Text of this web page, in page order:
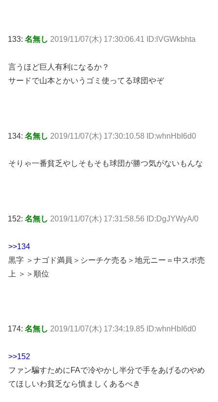
133: 名無し 2019/11/07(木) 17:30:06.41 ID:lVGWkbhta
言うほど巨人有利になるか？
サードで山本とかいうゴミ使ってる球団やぞ
134: 名無し 2019/11/07(木) 17:30:10.58 ID:whnHbI6d0
そりゃ一番貧乏やしそもそも球団が勝つ気がないもんな
152: 名無し 2019/11/07(木) 17:31:58.56 ID:DgJYWyA/0
>>134
黒字 ＞ナゴド満員＞シーチケ売る＞地元ニー＝中スポ売
上 ＞＞順位
174: 名無し 2019/11/07(木) 17:34:19.85 ID:whnHbI6d0
>>152
ファン騙すためにFAで冷やかし半分で手をあげるのやめ
てほしいわ貧乏なら慎ましくあるべき